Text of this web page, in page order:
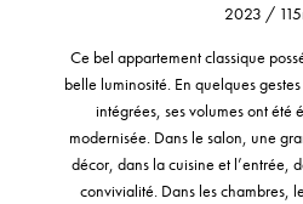
2023 /
Ce bel appartement classique
belle luminosité. En quelques
intégrées, ses volumes ont été
modernisée. Dans le salon, une
décor, dans la cuisine et l’entrée,
convivialité. Dans les chambres,